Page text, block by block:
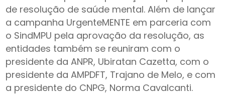
de resolução de saúde mental. Além de lançar
a campanha UrgenteMENTE em parceria com
o SindMPU pela aprovação da resolução, as
entidades também se reuniram com o
presidente da ANPR, Ubiratan Cazetta, com o
presidente da AMPDFT, Trajano de Melo, e com
a presidente do CNPG, Norma Cavalcanti.